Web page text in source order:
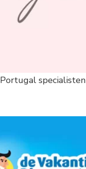
Portugal specialisten